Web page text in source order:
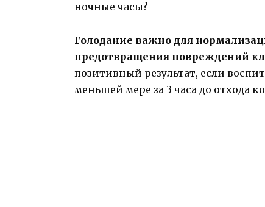
ночные часы?
Голодание важно для
предотвращения повреждений
позитивный результат, если
меньшей мере за 3 часа до отхода